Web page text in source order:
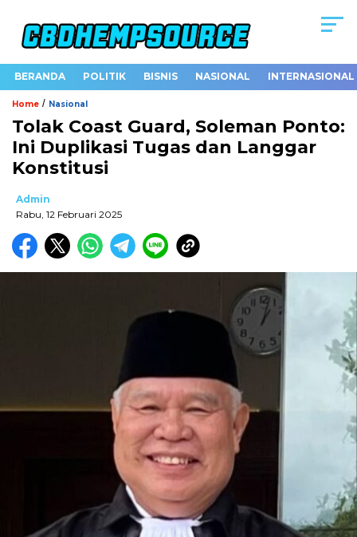
BERANDA POLITIK BISNIS NASIONAL INTERNASIONAL
Home / Nasional
Tolak Coast Guard, Soleman Ponto:
Ini Duplikasi Tugas dan Langgar
Konstitusi
Admin
Rabu, 12 Februari 2025